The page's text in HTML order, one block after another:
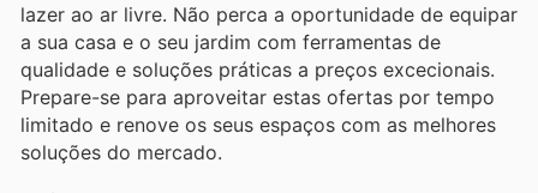
lazer ao ar livre. Não perca a oportunidade de equipar
a sua casa e o seu jardim com ferramentas de
qualidade e soluções práticas a preços excecionais.
Prepare-se para aproveitar estas ofertas por tempo
limitado e renove os seus espaços com as melhores
soluções do mercado.